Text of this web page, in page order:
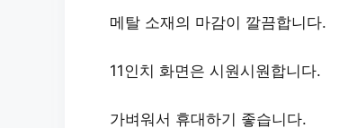
메탈 소재의 마감이 깔끔합니다.
11인치 화면은 시원시원합니다.
가벼워서 휴대하기 좋습니다.